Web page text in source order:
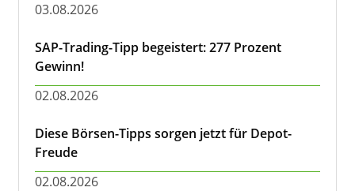
03.08.2026
SAP-Trading-Tipp begeistert: 277 Prozent
Gewinn!
02.08.2026
Diese Börsen-Tipps sorgen jetzt für Depot-
Freude
02.08.2026